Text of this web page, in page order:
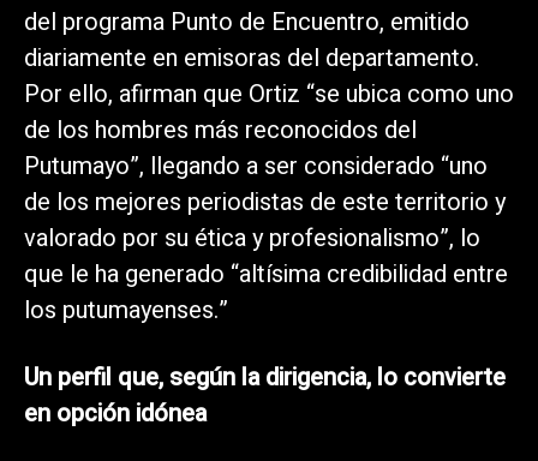
del programa Punto de Encuentro, emitido
diariamente en emisoras del departamento.
Por ello, afirman que Ortiz “se ubica como uno
de los hombres más reconocidos del
Putumayo”, llegando a ser considerado “uno
de los mejores periodistas de este territorio y
valorado por su ética y profesionalismo”, lo
que le ha generado “altísima credibilidad entre
los putumayenses.”
Un perfil que, según la dirigencia, lo convierte
en opción idónea